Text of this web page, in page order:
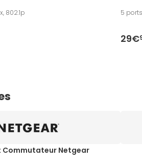
802.1p 5
29€
Commutateur Netgear